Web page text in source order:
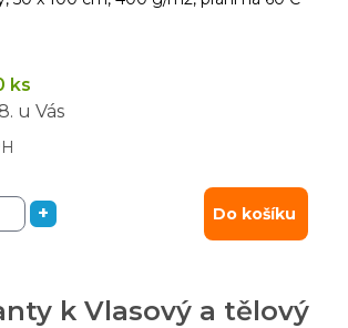
ks
u Vás
+ Do košíku
k Vlasový a tělový